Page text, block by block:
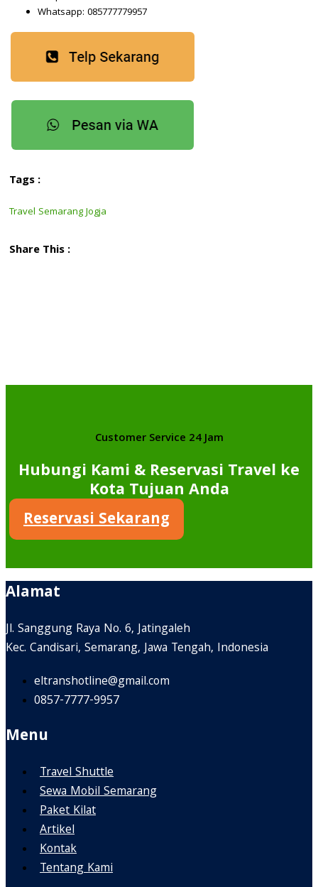
Whatsapp: 085777779957
Tags :
Travel Semarang Jogja
Share This :
Customer Service 24 Jam
Hubungi Kami & Reservasi Travel ke
Kota Tujuan Anda
Reservasi Sekarang
Alamat
Jl. Sanggung Raya No. 6, Jatingaleh
Kec. Candisari, Semarang, Jawa Tengah, Indonesia
eltranshotline@gmail.com
0857-7777-9957
Menu
Travel Shuttle
Sewa Mobil Semarang
Paket Kilat
Artikel
Kontak
Tentang Kami